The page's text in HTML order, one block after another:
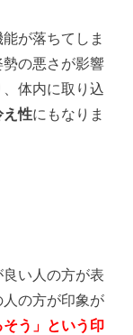
が落ちてしま
勢の悪さが影響
体内に取り込
え性にもなりま
い人の方が表
の方が印象が
そう」という印